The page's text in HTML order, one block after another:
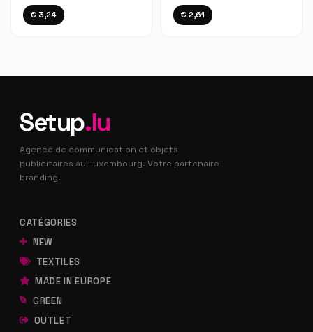
€ 3,24 € 2,61
Setup.lu
Agence de communication et objets
publicitaires au Luxembourg. Votre partenaire
branding.
CATÉGORIES
NEW
TEXTILES
MADE IN EUROPE
GREEN
OUTLET